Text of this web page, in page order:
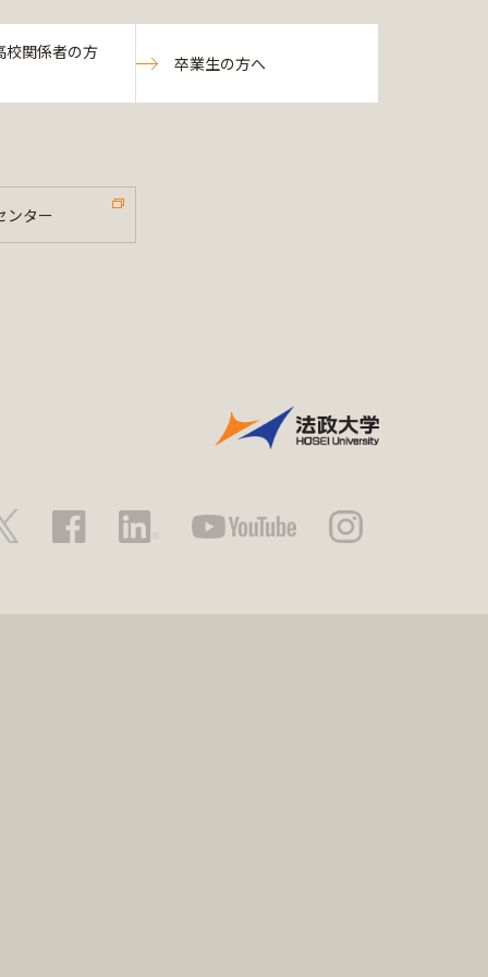
校関係者の方
卒業生の方へ
ンター